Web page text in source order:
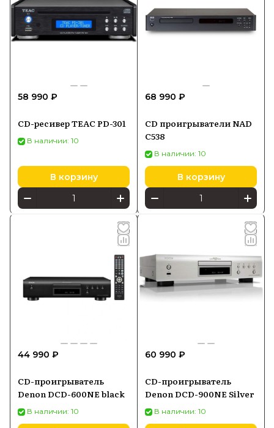
58 990 ₽
CD-ресивер TEAC PD-301
В наличии: 10
В корзину
68 990 ₽
CD проигрыватели NAD
C538
В наличии: 10
В корзину
44 990 ₽
CD-проигрыватель
Denon DCD-600NE black
В наличии: 10
60 990 ₽
CD-проигрыватель
Denon DCD-900NE Silver
В наличии: 10